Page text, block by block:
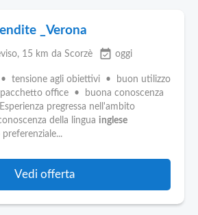
_Verona
, 15 km da Scorzè event_available oggi
• tensione agli obiettivi • buon utilizzo
office • buona conoscenza
Esperienza pregressa nell'ambito
della lingua inglese
Vedi offerta